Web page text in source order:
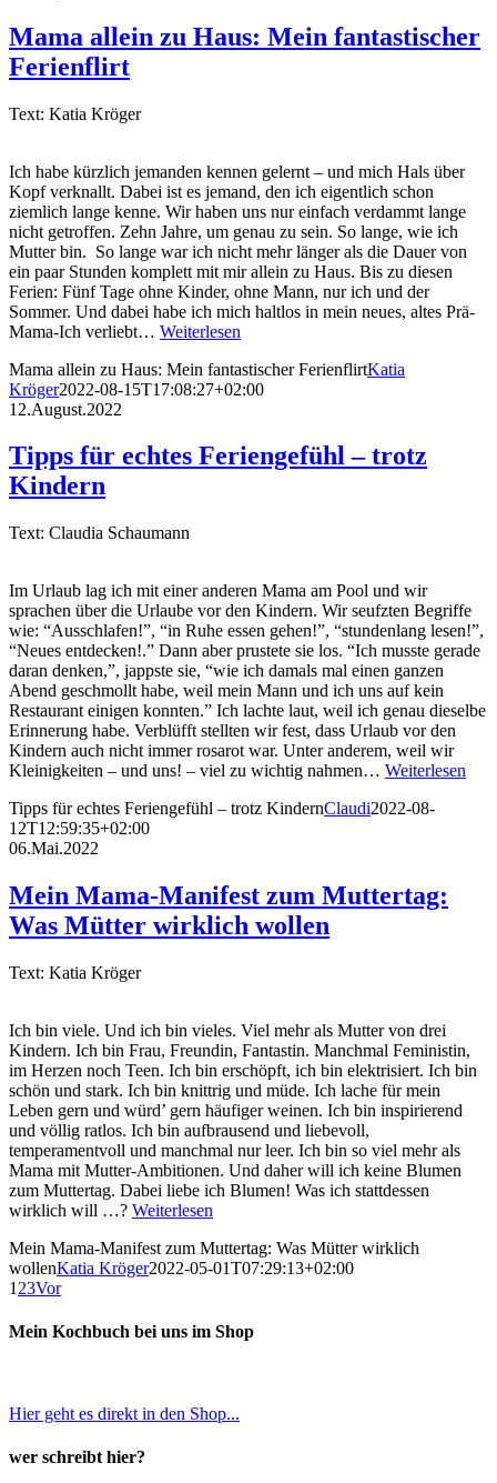
Mama allein zu Haus: Mein fantastischer
Ferienflirt
Text: Katia Kröger
Ich habe kürzlich jemanden kennen gelernt – und mich Hals über
Kopf verknallt. Dabei ist es jemand, den ich eigentlich schon
ziemlich lange kenne. Wir haben uns nur einfach verdammt lange
nicht getroffen. Zehn Jahre, um genau zu sein. So lange, wie ich
Mutter bin. So lange war ich nicht mehr länger als die Dauer von
ein paar Stunden komplett mit mir allein zu Haus. Bis zu diesen
Ferien: Fünf Tage ohne Kinder, ohne Mann, nur ich und der
Sommer. Und dabei habe ich mich haltlos in mein neues, altes Prä-
Mama-Ich verliebt… Weiterlesen
Mama allein zu Haus: Mein fantastischer FerienflirtKatia
Kröger2022-08-15T17:08:27+02:00
12.August.2022
Tipps für echtes Feriengefühl – trotz
Kindern
Text: Claudia Schaumann
Im Urlaub lag ich mit einer anderen Mama am Pool und wir
sprachen über die Urlaube vor den Kindern. Wir seufzten Begriffe
wie: “Ausschlafen!”, “in Ruhe essen gehen!”, “stundenlang lesen!”,
“Neues entdecken!.” Dann aber prustete sie los. “Ich musste gerade
daran denken,”, jappste sie, “wie ich damals mal einen ganzen
Abend geschmollt habe, weil mein Mann und ich uns auf kein
Restaurant einigen konnten.” Ich lachte laut, weil ich genau dieselbe
Erinnerung habe. Verblüfft stellten wir fest, dass Urlaub vor den
Kindern auch nicht immer rosarot war. Unter anderem, weil wir
Kleinigkeiten – und uns! – viel zu wichtig nahmen… Weiterlesen
Tipps für echtes Feriengefühl – trotz KindernClaudi2022-08-
12T12:59:35+02:00
06.Mai.2022
Mein Mama-Manifest zum Muttertag:
Was Mütter wirklich wollen
Text: Katia Kröger
Ich bin viele. Und ich bin vieles. Viel mehr als Mutter von drei
Kindern. Ich bin Frau, Freundin, Fantastin. Manchmal Feministin,
im Herzen noch Teen. Ich bin erschöpft, ich bin elektrisiert. Ich bin
schön und stark. Ich bin knittrig und müde. Ich lache für mein
Leben gern und würd’ gern häufiger weinen. Ich bin inspirierend
und völlig ratlos. Ich bin aufbrausend und liebevoll,
temperamentvoll und manchmal nur leer. Ich bin so viel mehr als
Mama mit Mutter-Ambitionen. Und daher will ich keine Blumen
zum Muttertag. Dabei liebe ich Blumen! Was ich stattdessen
wirklich will …? Weiterlesen
Mein Mama-Manifest zum Muttertag: Was Mütter wirklich
wollenKatia Kröger2022-05-01T07:29:13+02:00
1 23Vor
Mein Kochbuch bei uns im Shop
Hier geht es direkt in den Shop...
wer schreibt hier?